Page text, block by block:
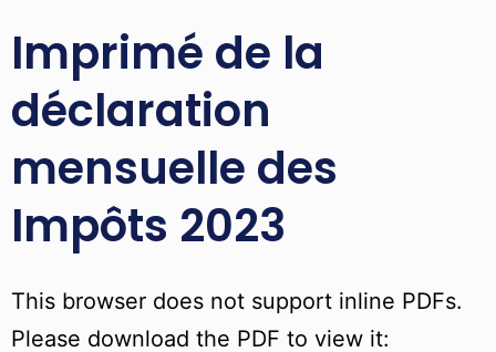
Imprimé de la
déclaration
mensuelle des
Impôts 2023
This browser does not support inline PDFs.
Please download the PDF to view it: